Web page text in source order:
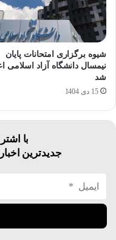
شیوه برگزاری امتحانات پایان
نیمسال دانشگاه آزاد اسلامی
شد
15 دی 1404
با
جدیدترین